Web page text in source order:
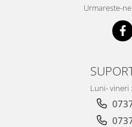
Urmareste-
Luni- vineri